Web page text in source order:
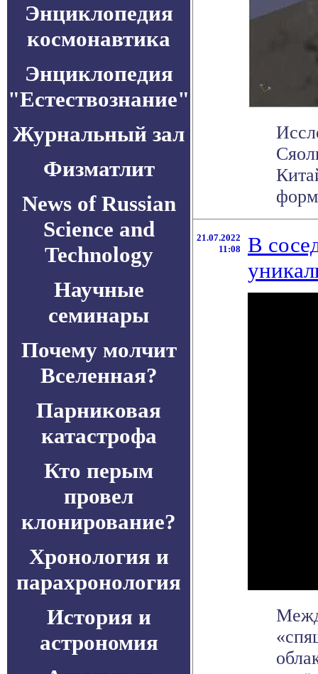
Энциклопедия
космонавтика
Энциклопедия
"Естествознание"
Журнальный зал
Физматлит
News of Russian
Science and
Technology
Научные
семинары
Почему молчит
Вселенная?
Парниковая
катастрофа
Кто перым
провел
клонирование?
Хронология и
парахронология
История и
астрономия
21.07.2022
11:08
В